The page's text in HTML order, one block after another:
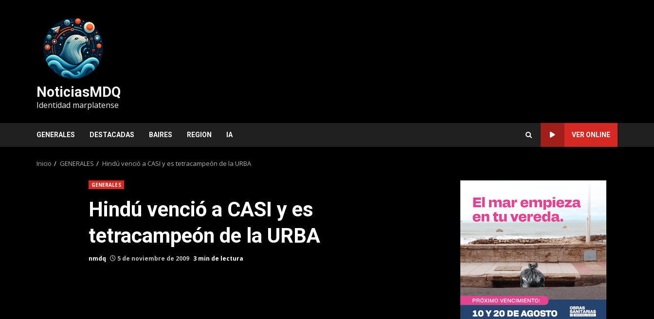
NoticiasMDQ
Identidad marplatense
GENERALES DESTACADAS BAIRES REGION IA VER ONLINE
Inicio GENERALES Hindú venció a CASI y es tetracampeón de la URBA
GENERALES
Hindú venció a CASI y es
tetracampeón de la URBA
nmdq 5 de noviembre de 2009 3 min de lectura